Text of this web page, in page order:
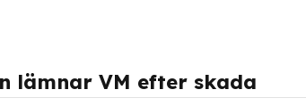
lämnar VM efter skada